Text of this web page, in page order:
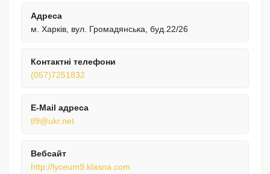
Адреса
м. Харків, вул. Громадянська, буд.22/26
Контактні телефони
(057)7251832
E-Mail адреса
tl9@ukr.net
Вебсайт
http://lyceum9.klasna.com